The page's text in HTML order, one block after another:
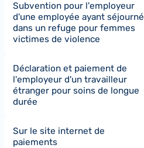
Subvention pour l'employeur
d'une employée ayant séjourné
dans un refuge pour femmes
victimes de violence
Déclaration et paiement de
l'employeur d'un travailleur
étranger pour soins de longue
durée
Sur le site internet de
paiements